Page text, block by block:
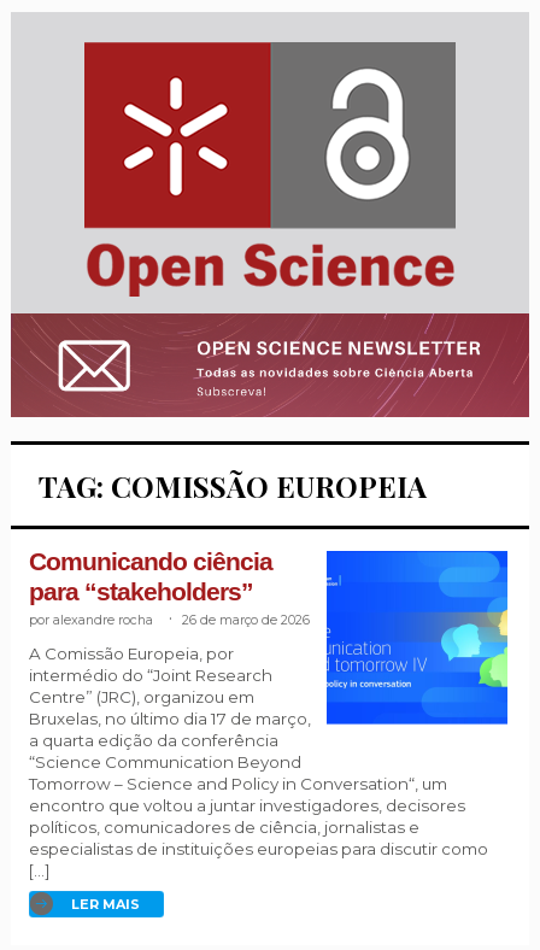
TAG: COMISSÃO EUROPEIA
Comunicando ciência
para “stakeholders”
alexandre rocha 26 de março de 2026
A Comissão Europeia, por
intermédio do “Joint Research
Centre” (JRC), organizou em
Bruxelas, no último dia 17 de março,
a quarta edição da conferência
“Science Communication Beyond
Tomorrow – Science and Policy in Conversation“, um
encontro que voltou a juntar investigadores, decisores
políticos, comunicadores de ciência, jornalistas e
especialistas de instituições europeias para discutir como
[…]
LER MAIS